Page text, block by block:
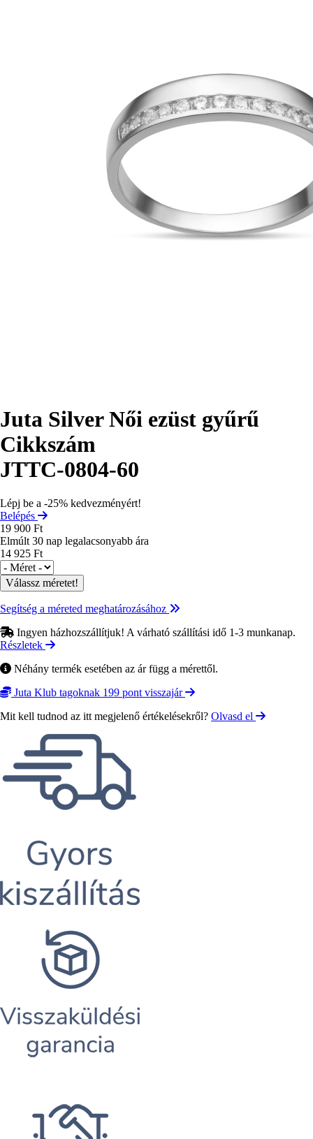
Juta Silver Női ezüst gyűrű
Cikkszám
JTTC-0804-60
Lépj be a -25% kedvezményért!
Belépés
19 900 Ft
Elmúlt 30 nap legalacsonyabb ára
14 925 Ft
Méret
Segítség a méreted meghatározásához
Ingyen házhozszállítjuk! A várható szállítási idő 1-3 munkanap.
Részletek
Néhány termék esetében az ár függ a mérettől.
Juta Klub tagoknak 199 pont visszajár
Mit kell tudnod az itt megjelenő értékelésekről? Olvasd el